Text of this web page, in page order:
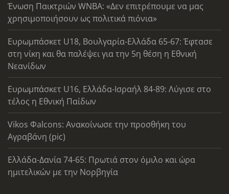
Ένωση Παικτριών WNBA: «Δεν επιτρέπουμε να μας
χρησιμοποιήσουν ως πολιτικά πιόνια»
Ευρωμπάσκετ U18, Βουλγαρία-Ελλάδα 65-67: Έφτασε
στη νίκη και θα παλέψει για την 5η θέση η Εθνική
Νεανίδων
Ευρωμπάσκετ U16, Ελλάδα-Ισραήλ 84-89: Λύγισε στο
τέλος η Εθνική Παίδων
Vikos Φalcons: Ανακοίνωσε την προσθήκη του
Αγραβάνη (pic)
Ελλάδα-Δανία 74-65: Πρωτιά στον όμιλο και ώρα
ημιτελικών με την Νορβηγία